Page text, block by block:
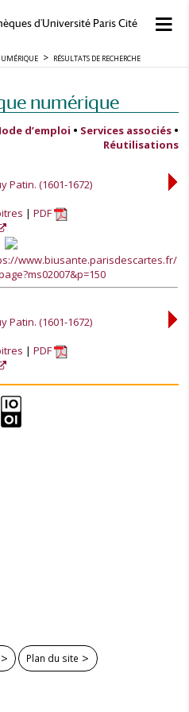
d'Université Paris Cité
RÉSULTATS DE RECHERCHE
numérique
d’emploi • Services associés •
Réutilisations
Patin. (1601-1672)
PDF
www.biusante.parisdescartes.fr/
Patin. (1601-1672)
PDF
Plan du site